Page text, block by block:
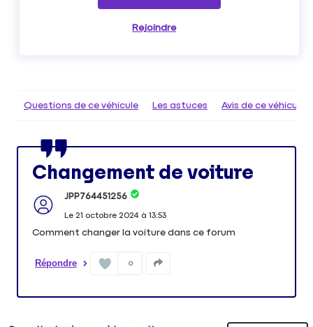
Rejoindre
Questions de ce véhicule Les astuces Avis de ce véhicule
Changement de voiture
JPP764451256
Le 21 octobre 2024à 13:53
Comment changer la voiture dans ce forum
Répondre 0